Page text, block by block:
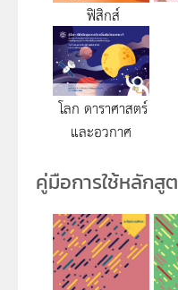
ฟิสิกส์
โลก ดาราศาสตร์
และอวกาศ
คู่มือการใช้หลัก